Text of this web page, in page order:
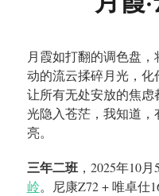
月霞如打翻的调色盘
动的流云揉碎月光，化
让所有无处安放的焦
光隐入苍茫，我知道
亮。
三年二班，2025年10
岭。尼康Z72 + 唯卓仕